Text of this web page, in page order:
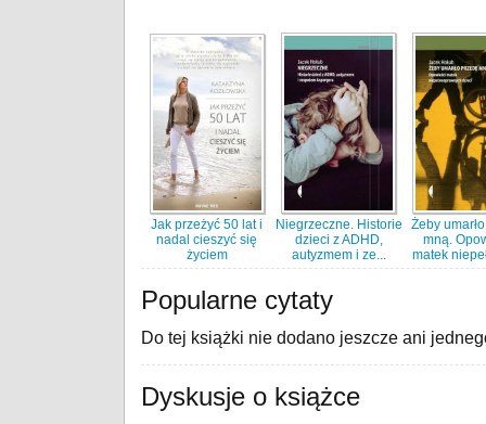
Jak przeżyć 50 lat i
nadal cieszyć się
życiem
Niegrzeczne. Historie
dzieci z ADHD,
autyzmem i ze...
Żeby
mną.
matek
Popularne cytaty
Do tej książki nie dodano jeszcze ani
Dyskusje o książce